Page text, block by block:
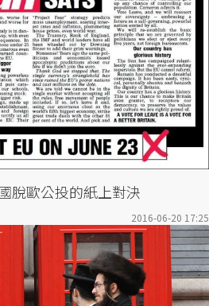
脫歐公投的紙上對決
2016-06-20 17:25